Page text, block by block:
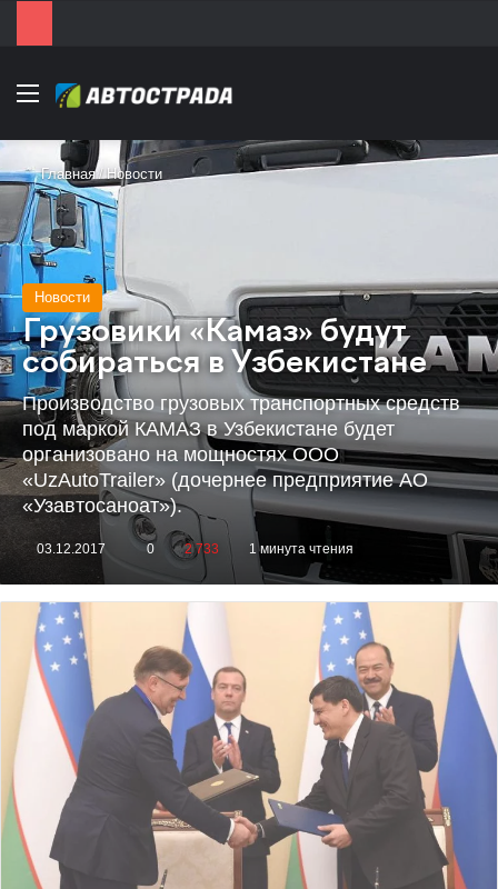
Menu
Главная / Новости
Новости
Грузовики «Камаз» будут
собираться в Узбекистане
Производство грузовых транспортных средств
под маркой КАМАЗ в Узбекистане будет
организовано на мощностях ООО
«UzAutoTrailer» (дочернее предприятие АО
«Узавтосаноат»).
03.12.2017 0 2 733 1 минута чтения